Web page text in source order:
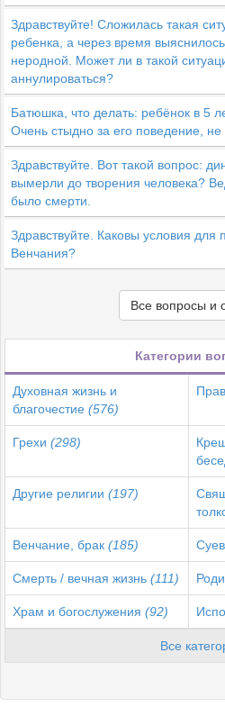
Здравствуйте! Сложилась такая
ребенка, а через время
неродной. Может ли в такой
аннулироваться?
Батюшка, что делать: ребёнок в 5
Очень стыдно за его поведение,
Здравствуйте. Вот такой вопрос:
вымерли до творения человека?
было смерти.
Здравствуйте. Каковы условия для
Венчания?
Все вопросы и
Категории
Духовная жизнь и
благочестие (576)
Грехи (298)
Другие религии (197)
Венчание, брак (185)
Смерть / вечная жизнь (111)
Храм и богослужения (92)
Все